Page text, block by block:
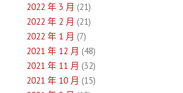
2022 年 3 月 (21)
2022 年 2 月 (21)
2022 年 1 月 (7)
2021 年 12 月 (48)
2021 年 11 月 (32)
2021 年 10 月 (15)